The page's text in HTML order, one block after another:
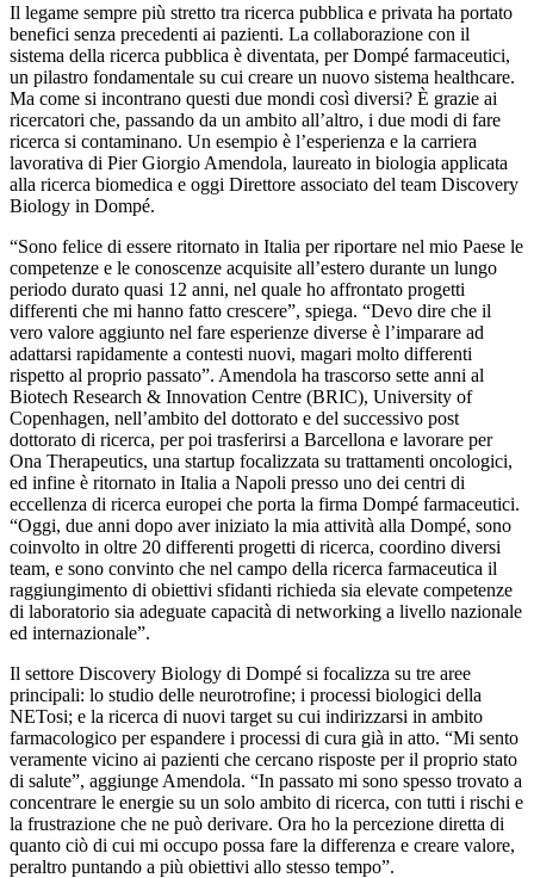
Il legame sempre più stretto tra ricerca pubblica e privata ha portato
benefici senza precedenti ai pazienti. La collaborazione con il
sistema della ricerca pubblica è diventata, per Dompé farmaceutici,
un pilastro fondamentale su cui creare un nuovo sistema healthcare.
Ma come si incontrano questi due mondi così diversi? È grazie ai
ricercatori che, passando da un ambito all’altro, i due modi di fare
ricerca si contaminano. Un esempio è l’esperienza e la carriera
lavorativa di Pier Giorgio Amendola, laureato in biologia applicata
alla ricerca biomedica e oggi Direttore associato del team Discovery
Biology in Dompé.
“Sono felice di essere ritornato in Italia per riportare nel mio Paese le
competenze e le conoscenze acquisite all’estero durante un lungo
periodo durato quasi 12 anni, nel quale ho affrontato progetti
differenti che mi hanno fatto crescere”, spiega. “Devo dire che il
vero valore aggiunto nel fare esperienze diverse è l’imparare ad
adattarsi rapidamente a contesti nuovi, magari molto differenti
rispetto al proprio passato”. Amendola ha trascorso sette anni al
Biotech Research & Innovation Centre (BRIC), University of
Copenhagen, nell’ambito del dottorato e del successivo post
dottorato di ricerca, per poi trasferirsi a Barcellona e lavorare per
Ona Therapeutics, una startup focalizzata su trattamenti oncologici,
ed infine è ritornato in Italia a Napoli presso uno dei centri di
eccellenza di ricerca europei che porta la firma Dompé farmaceutici.
“Oggi, due anni dopo aver iniziato la mia attività alla Dompé, sono
coinvolto in oltre 20 differenti progetti di ricerca, coordino diversi
team, e sono convinto che nel campo della ricerca farmaceutica il
raggiungimento di obiettivi sfidanti richieda sia elevate competenze
di laboratorio sia adeguate capacità di networking a livello nazionale
ed internazionale”.
Il settore Discovery Biology di Dompé si focalizza su tre aree
principali: lo studio delle neurotrofine; i processi biologici della
NETosi; e la ricerca di nuovi target su cui indirizzarsi in ambito
farmacologico per espandere i processi di cura già in atto. “Mi sento
veramente vicino ai pazienti che cercano risposte per il proprio stato
di salute”, aggiunge Amendola. “In passato mi sono spesso trovato a
concentrare le energie su un solo ambito di ricerca, con tutti i rischi e
la frustrazione che ne può derivare. Ora ho la percezione diretta di
quanto ciò di cui mi occupo possa fare la differenza e creare valore,
peraltro puntando a più obiettivi allo stesso tempo”.